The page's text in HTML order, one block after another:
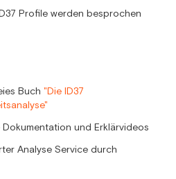
Profile werden besprochen
Buch "Die ID37
Dokumentation und Erklärvideos
Analyse Service durch